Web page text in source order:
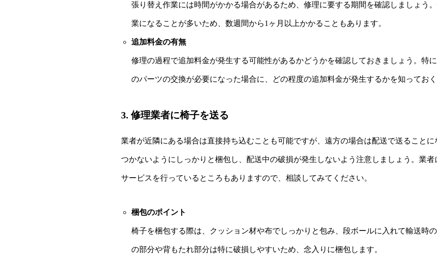
張り替え作業には時間がかかる場合があるため、修理に要する期間を確認しましょう
業になることが多いため、数週間から1ヶ月以上かかることもあります。
追加料金の有無
修理の過程で追加料金が発生する可能性があるかどうかを確認しておきましょう。特
のパーツの交換が必要になった場合に、どの程度の追加料金が発生するかを知っておく
3. 修理業者に椅子を送る
業者が近隣にある場合は直接持ち込むことも可能ですが、遠方の場合は配送で送ること
つかないようにしっかりと梱包し、配送中の破損が発生しないよう注意しましょう。業者
サービスを行っているところもありますので、相談してみてください。
梱包のポイント
椅子を梱包する際は、クッション材や布でしっかりと包み、段ボールに入れて輸送時
の部分や背もたれ部分は特に破損しやすいため、念入りに梱包します。